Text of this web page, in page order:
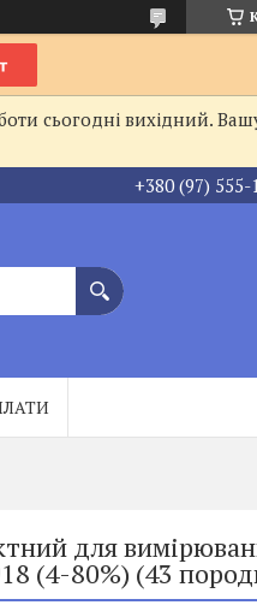
сьогодні вихідний.
+380 (97) 555-
для
(4-80%) (43